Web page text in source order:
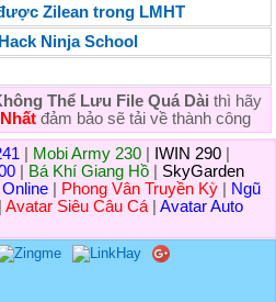
Zilean trong LMHT
Ninja School
Thể Lưu File Quá Dài thì hãy
đảm bảo sẽ tải về thành công
Mobi Army 230 IWIN 290
Bá Khí Giang Hồ
SkyGarden
Phong Vân Truyền Kỳ
Ngũ
Avatar Siêu Câu Cá
Avatar Auto